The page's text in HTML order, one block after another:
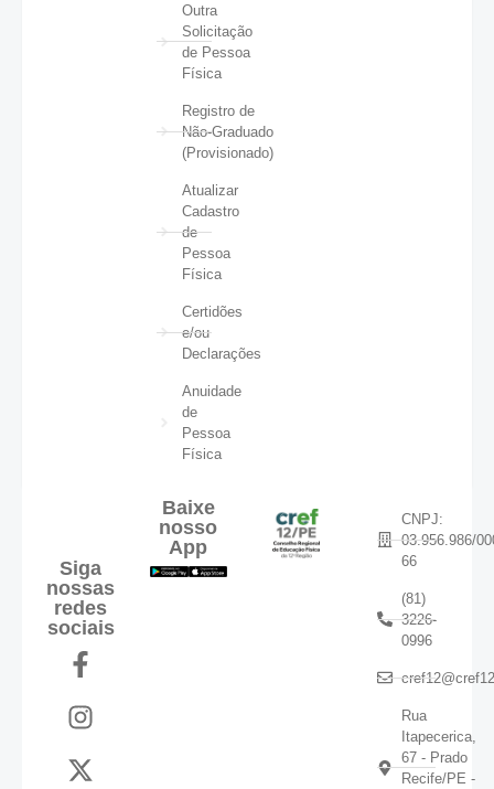
Outra
Solicitação
de Pessoa
Física
Registro de
Não-Graduado
(Provisionado)
Atualizar
Cadastro
de
Pessoa
Física
Certidões
e/ou
Declarações
Anuidade
de
Pessoa
Física
Siga
nossas
redes
sociais
Baixe
nosso
App
CNPJ:
03.956.986/
66
(81)
3226-
0996
Rua
Itapecerica,
67 - Prado
Recife/PE -